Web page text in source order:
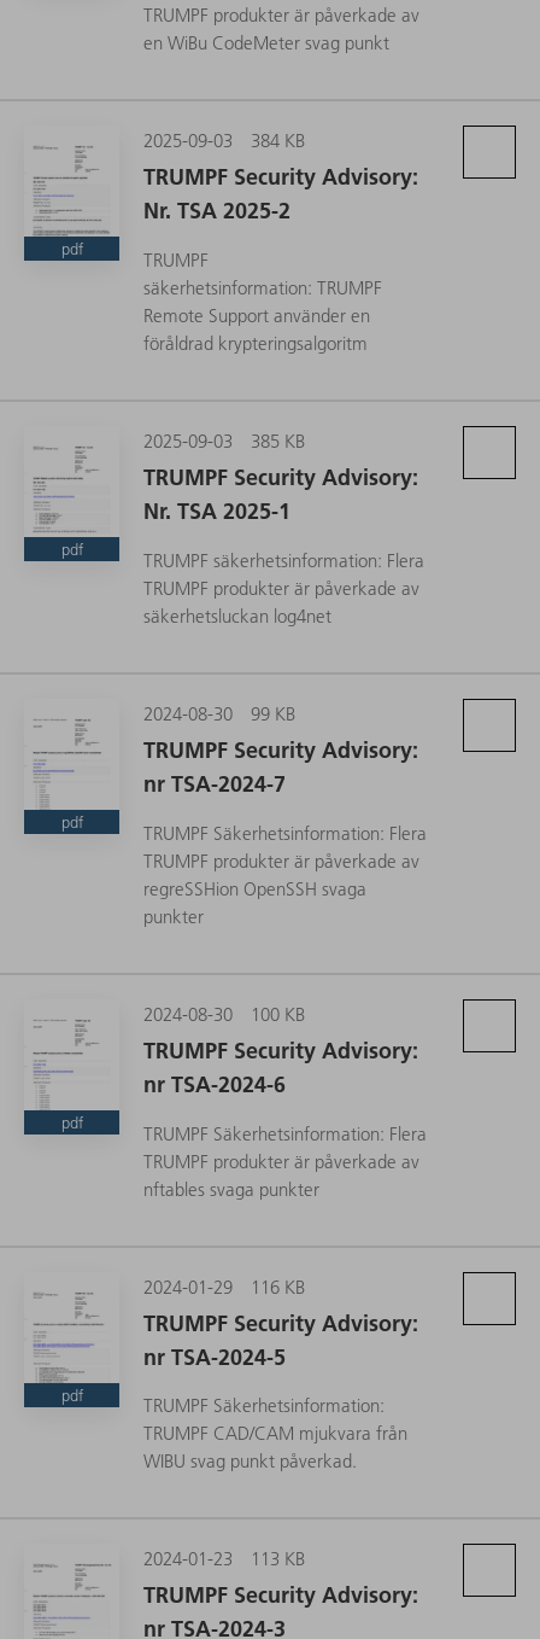
TRUMPF produkter är påverkade av
en WiBu CodeMeter svag punkt
pdf
2025-09-03 384 KB
TRUMPF Security Advisory:
Nr. TSA 2025-2
TRUMPF
säkerhetsinformation: TRUMPF
Remote Support använder en
föråldrad krypteringsalgoritm
pdf
2025-09-03 385 KB
TRUMPF Security Advisory:
Nr. TSA 2025-1
TRUMPF säkerhetsinformation: Flera
TRUMPF produkter är påverkade av
säkerhetsluckan log4net
pdf
2024-08-30 99 KB
TRUMPF Security Advisory:
nr TSA-2024-7
TRUMPF Säkerhetsinformation: Flera
TRUMPF produkter är påverkade av
regreSSHion OpenSSH svaga
punkter
pdf
2024-08-30 100 KB
TRUMPF Security Advisory:
nr TSA-2024-6
TRUMPF Säkerhetsinformation: Flera
TRUMPF produkter är påverkade av
nftables svaga punkter
pdf
2024-01-29 116 KB
TRUMPF Security Advisory:
nr TSA-2024-5
TRUMPF Säkerhetsinformation:
TRUMPF CAD/CAM mjukvara från
WIBU svag punkt påverkad.
2024-01-23 113 KB
TRUMPF Security Advisory:
nr TSA-2024-3